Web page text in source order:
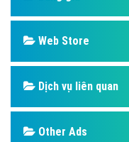
Web Store
Dịch vụ liên quan
Other Ads